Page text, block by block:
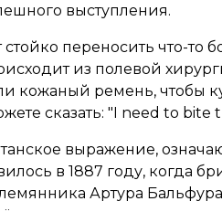
выступления.
стойко переносить что-то
из полевой
кожаный ремень, чтобы
сказать: "I need to
выражение,
в 1887 году, когда
Артура